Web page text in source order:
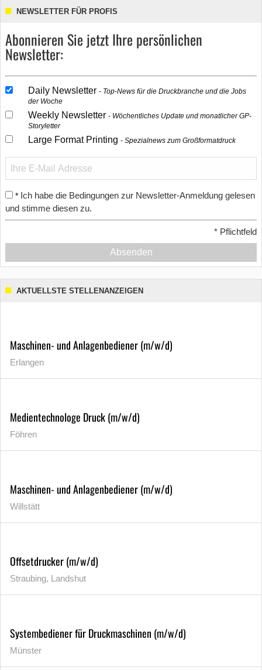
NEWSLETTER FÜR PROFIS
Abonnieren Sie jetzt Ihre persönlichen
Newsletter:
Daily Newsletter
Top-News für die Druckbranche und die Jobs
der Woche
Weekly Newsletter
Wöchentliches Update und monatlicher GP-
Storyletter
Large Format Printing Spezialnews zum Großformatdruck
* Ich habe die Bedingungen zur Newsletter-Anmeldung gelesen
und stimme diesen zu.
* Pflichtfeld
Absenden
AKTUELLSTE STELLENANZEIGEN
Maschinen- und Anlagenbediener (m/w/d)
Erlangen
Medientechnologe Druck (m/w/d)
Föhren
Maschinen- und Anlagenbediener (m/w/d)
Willstätt
Offsetdrucker (m/w/d)
Straubing, Landshut
Systembediener für Druckmaschinen (m/w/d)
Münster